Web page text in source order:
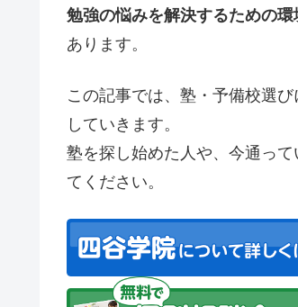
勉強の悩みを解決するための環
あります。
この記事では、塾・予備校選
していきます。
塾を探し始めた人や、今通っ
てください。